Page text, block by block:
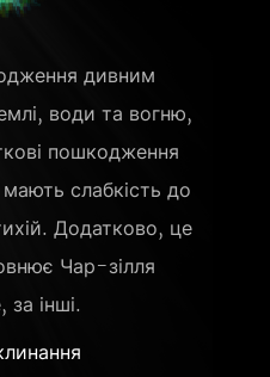
дивним
води та вогню,
пошкодження
слабкість до
Додатково, це
Чар-зілля
інші.